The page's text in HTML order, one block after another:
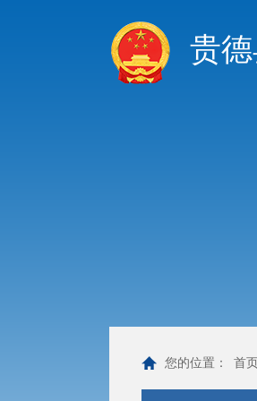
贵
您的位置： 首